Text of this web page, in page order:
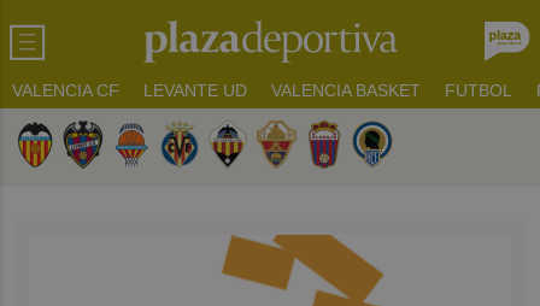
VALENCIA CF LEVANTE UD VALENCIA BASKET FUTBOL